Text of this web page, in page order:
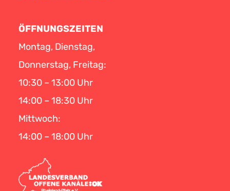
ÖFFNUNGSZEITEN
Montag, Dienstag,
Donnerstag, Freitag:
10:30 – 13:00 Uhr
14:00 – 18:30 Uhr
Mittwoch:
14:00 – 18:00 Uhr